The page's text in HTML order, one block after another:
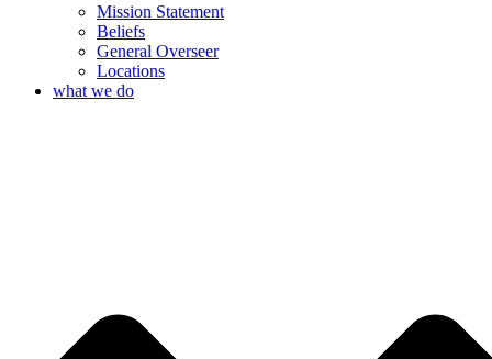
Mission Statement
Beliefs
General Overseer
Locations
what we do